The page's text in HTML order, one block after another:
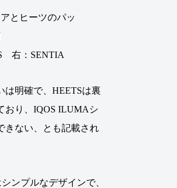
右：SENTIA
は明確で、HEETSは裏
おり、IQOS ILUMAシ
きない、とも記載され
ンプルなデザインで、